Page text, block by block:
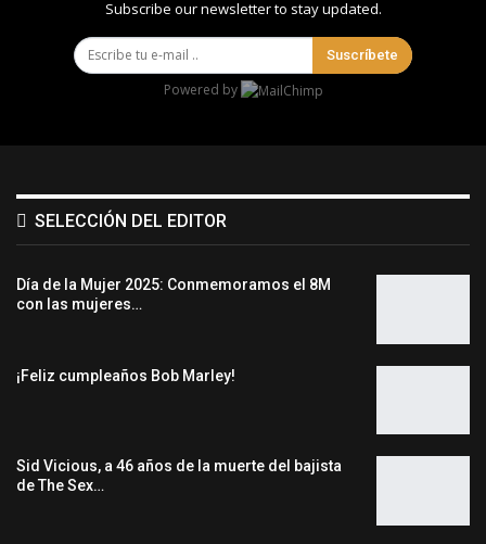
Subscribe our newsletter to stay updated.
Suscríbete
Powered by
SELECCIÓN DEL EDITOR
Día de la Mujer 2025: Conmemoramos el 8M
con las mujeres…
¡Feliz cumpleaños Bob Marley!
Sid Vicious, a 46 años de la muerte del bajista
de The Sex…